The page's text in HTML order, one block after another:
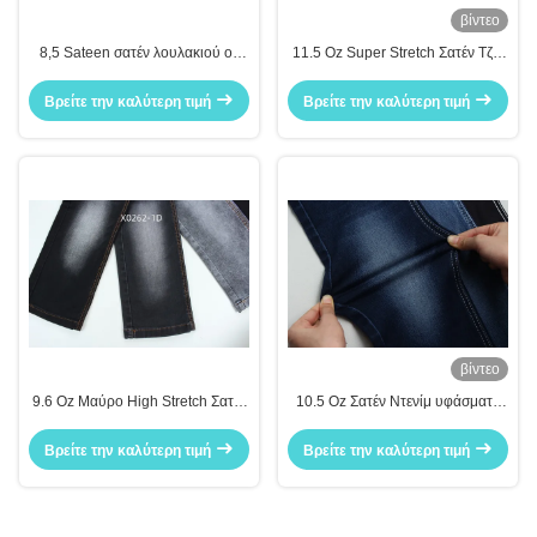
8,5 Sateen σατέν λουλακιού oz
Βρείτε την καλύτερη τιμή
βίντεο
11.5 Oz Super Stretch Σατέν Τζιν
Βρείτε την καλύτερη τιμή
9.6 Oz Μαύρο High Stretch Σατέν
Βρείτε την καλύτερη τιμή
βίντεο
10.5 Oz Σατέν Ντενίμ υφάσματα
Super Dark Blue
Βρείτε την καλύτερη τιμή